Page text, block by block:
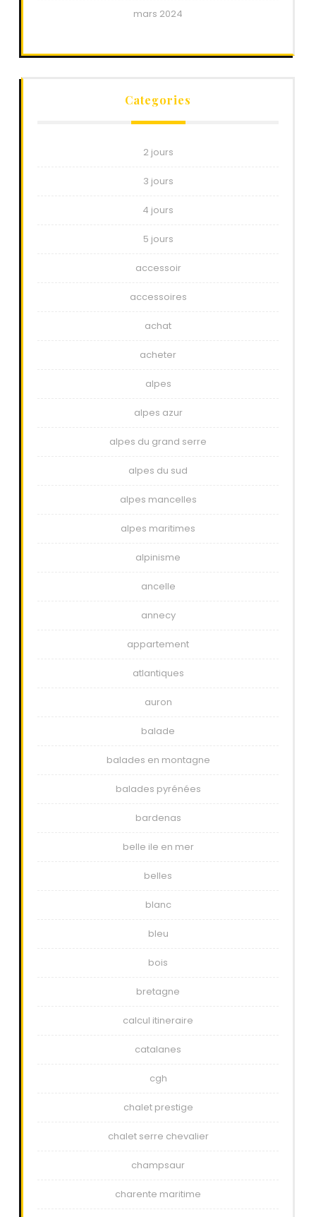
mars 2024
Categories
2 jours
3 jours
4 jours
5 jours
accessoir
accessoires
achat
acheter
alpes
alpes azur
alpes du grand serre
alpes du sud
alpes mancelles
alpes maritimes
alpinisme
ancelle
annecy
appartement
atlantiques
auron
balade
balades en montagne
balades pyrénées
bardenas
belle ile en mer
belles
blanc
bleu
bois
bretagne
calcul itineraire
catalanes
cgh
chalet prestige
chalet serre chevalier
champsaur
charente maritime